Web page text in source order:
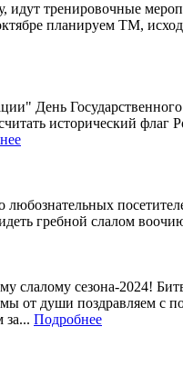
тренировочные
планируем ТМ,
День
исторический флаг
гребной слалом
слалому сезона-2024!
от души поздравляем
Подробнее